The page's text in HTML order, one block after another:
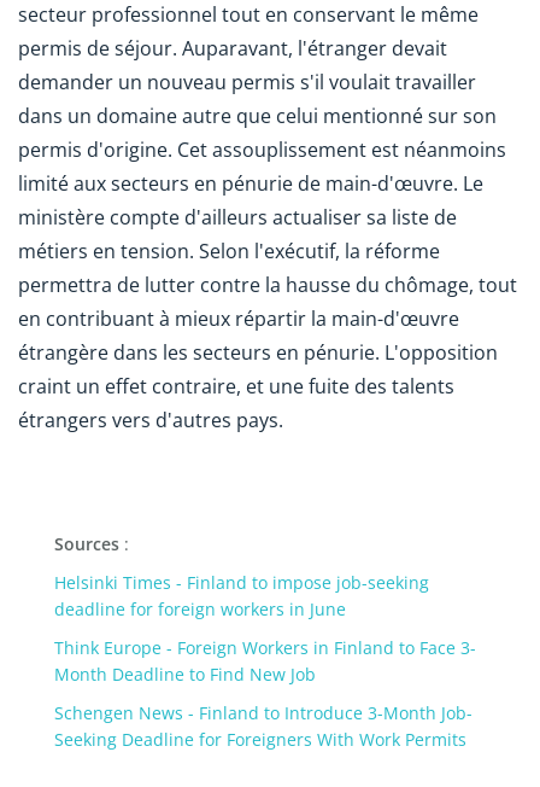
secteur professionnel tout en conservant le même
permis de séjour. Auparavant, l'étranger devait
demander un nouveau permis s'il voulait travailler
dans un domaine autre que celui mentionné sur son
permis d'origine. Cet assouplissement est néanmoins
limité aux secteurs en pénurie de main-d'œuvre. Le
ministère compte d'ailleurs actualiser sa liste de
métiers en tension. Selon l'exécutif, la réforme
permettra de lutter contre la hausse du chômage, tout
en contribuant à mieux répartir la main-d'œuvre
étrangère dans les secteurs en pénurie. L'opposition
craint un effet contraire, et une fuite des talents
étrangers vers d'autres pays.
Sources :
Helsinki Times - Finland to impose job-seeking
deadline for foreign workers in June
Think Europe - Foreign Workers in Finland to Face 3-
Month Deadline to Find New Job
Schengen News - Finland to Introduce 3-Month Job-
Seeking Deadline for Foreigners With Work Permits